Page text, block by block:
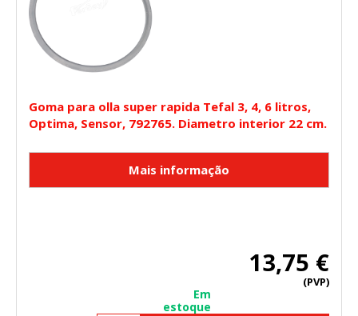
Goma para olla super rapida Tefal 3, 4, 6 litros,
Optima, Sensor, 792765. Diametro interior 22 cm.
13,75 €
(PVP)
Em
estoque